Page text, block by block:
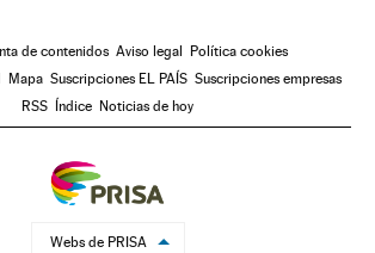
de contenidos Aviso legal Política cookies
Mapa Suscripciones EL PAÍS Suscripciones empresas
RSS Índice Noticias de hoy
Webs de PRISA